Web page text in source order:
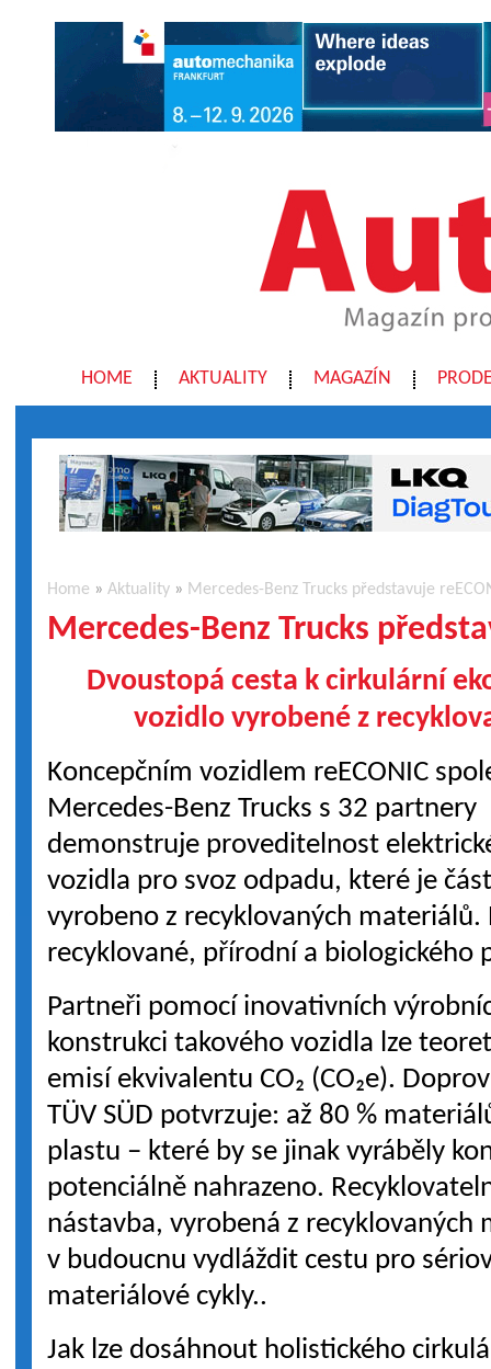
HOME AKTUALITY MAGAZÍN
Home »Aktuality » Mercedes-Benz Trucks představuje
Mercedes-Benz Trucks
Dvoustopá cesta k cirkulární
vozidlo vyrobené z
Koncepčním vozidlem reECONIC
Mercedes-Benz Trucks s 32 partnery
demonstruje proveditelnost
vozidla pro svoz odpadu, které je
vyrobeno z recyklovaných materiálů.
recyklované, přírodní a biologického
Partneři pomocí inovativních
konstrukci takového vozidla lze
emisí ekvivalentu CO₂ (CO₂e).
TÜV SÜD potvrzuje: až 80 %
plastu – které by se jinak vyráběly
potenciálně nahrazeno.
nástavba, vyrobená z recyklovaných
v budoucnu vydláždit cestu pro
materiálové cykly..
Jak lze dosáhnout holistického